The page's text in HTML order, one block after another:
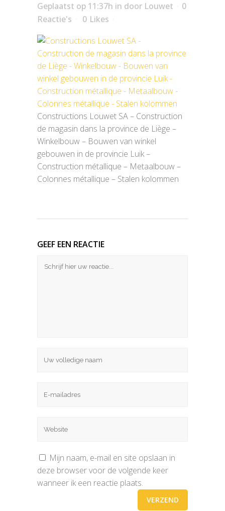
Geplaatst op 11:37h in door Louwet
0
Reactie's
0 Likes
Constructions Louwet SA – Construction
de magasin dans la province de Liège –
Winkelbouw – Bouwen van winkel
gebouwen in de provincie Luik –
Construction métallique – Metaalbouw –
Colonnes métallique – Stalen kolommen
GEEF EEN REACTIE
Mijn naam, e-mail en site opslaan in
deze browser voor de volgende keer
wanneer ik een reactie plaats.